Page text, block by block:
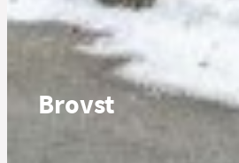
Brovst